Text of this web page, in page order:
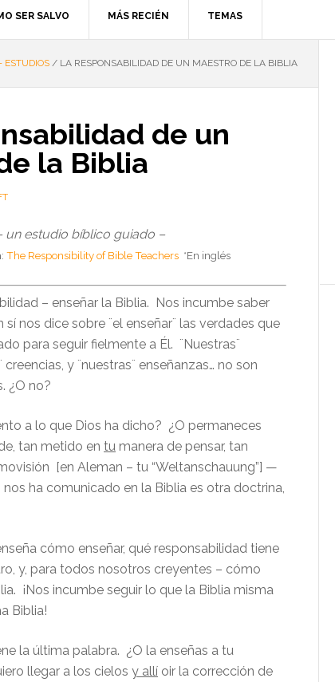
SER SALVO MÁS RECIÉN TEMAS
ESTUDIOS / LA RESPONSABILIDAD DE UN MAESTRO DE LA BIBLIA
de un
la Biblia
un estudio bíblico guiado –
The Responsibility of Bible Teachers *En inglés
– enseñar la Biblia. Nos incumbe saber
sí nos dice sobre ¨el enseñar¨ las verdades que
para seguir fielmente a Él. ¨Nuestras¨
creencias, y ¨nuestras¨ enseñanzas… no son
¿O no?
a lo que Dios ha dicho? ¿O permaneces
tan metido en tu manera de pensar, tan
[en Aleman – tu “Weltanschauung”] —
ha comunicado en la Biblia es otra doctrina,
cómo enseñar, qué responsabilidad tiene
y, para todos nosotros creyentes – cómo
¡Nos incumbe seguir lo que la Biblia misma
Biblia!
la última palabra. ¿O la enseñas a tu
llegar a los cielos y allí oir la corrección de